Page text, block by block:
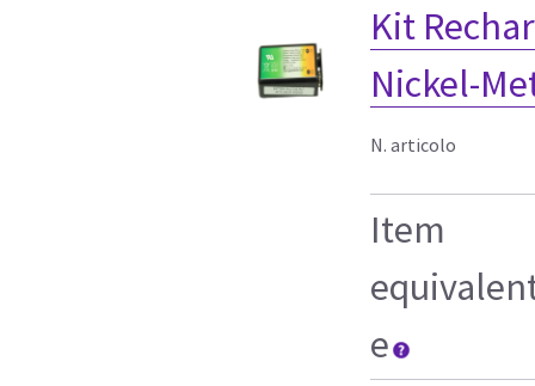
Kit
Nickel-
N. articolo
Item
e